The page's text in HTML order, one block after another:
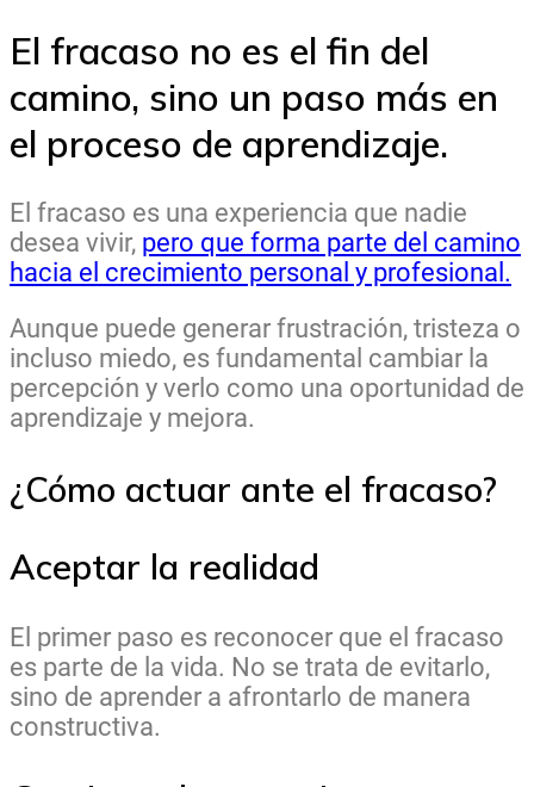
El fracaso no es el fin del
camino, sino un paso más en
el proceso de aprendizaje.
El fracaso es una experiencia que nadie
desea vivir, pero que forma parte del camino
hacia el crecimiento personal y profesional.
Aunque puede generar frustración, tristeza o
incluso miedo, es fundamental cambiar la
percepción y verlo como una oportunidad de
aprendizaje y mejora.
¿Cómo actuar ante el fracaso?
Aceptar la realidad
El primer paso es reconocer que el fracaso
es parte de la vida. No se trata de evitarlo,
sino de aprender a afrontarlo de manera
constructiva.